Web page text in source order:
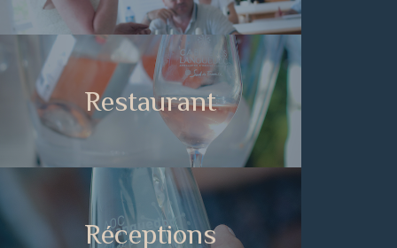
Restaurant
Réceptions